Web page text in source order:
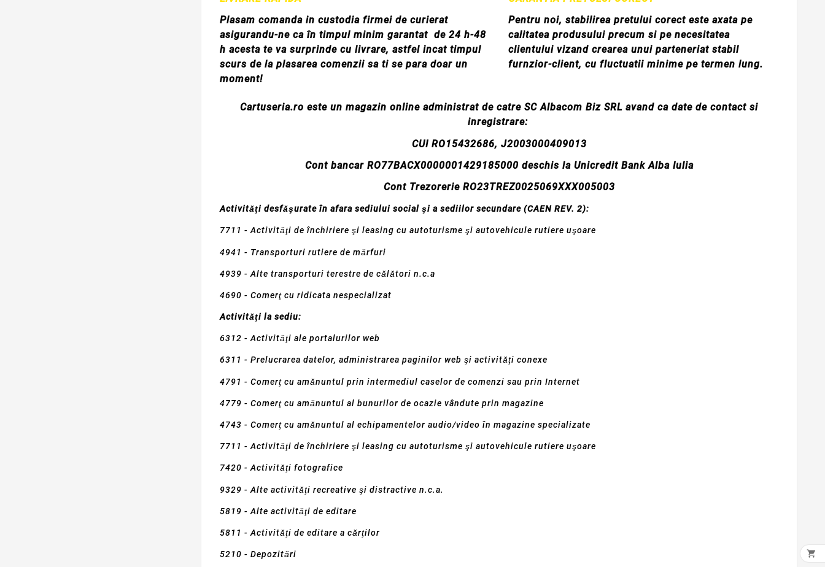
Plasam comanda in custodia firmei de curierat
asigurandu-ne ca în timpul minim garantat de 24 h-48
h acesta te va surprinde cu livrare, astfel incat timpul
scurs de la plasarea comenzii sa ti se para doar un
moment!
Pentru noi, stabilirea pretului corect este axata pe
calitatea produsului precum si pe necesitatea
clientului vizand crearea unui parteneriat stabil
furnzior-client, cu fluctuatii minime pe termen lung.
Cartuseria.ro este un magazin online administrat de catre SC Albacom Biz SRL avand ca date de contact si
inregistrare:
CUI RO15432686, J2003000409013
Cont bancar RO77BACX0000001429185000 deschis la Unicredit Bank Alba Iulia
Cont Trezorerie RO23TREZ0025069XXX005003
Activităţi desfăşurate în afara sediului social şi a sediilor secundare (CAEN REV. 2):
7711 - Activităţi de închiriere şi leasing cu autoturisme şi autovehicule rutiere uşoare
4941 - Transporturi rutiere de mărfuri
4939 - Alte transporturi terestre de călători n.c.a
4690 - Comerţ cu ridicata nespecializat
Activităţi la sediu:
6312 - Activităţi ale portalurilor web
6311 - Prelucrarea datelor, administrarea paginilor web şi activităţi conexe
4791 - Comerţ cu amănuntul prin intermediul caselor de comenzi sau prin Internet
4779 - Comerţ cu amănuntul al bunurilor de ocazie vândute prin magazine
4743 - Comerţ cu amănuntul al echipamentelor audio/video în magazine specializate
7711 - Activităţi de închiriere şi leasing cu autoturisme şi autovehicule rutiere uşoare
7420 - Activităţi fotografice
9329 - Alte activităţi recreative şi distractive n.c.a.
5819 - Alte activităţi de editare
5811 - Activităţi de editare a cărţilor
5210 - Depozitări 